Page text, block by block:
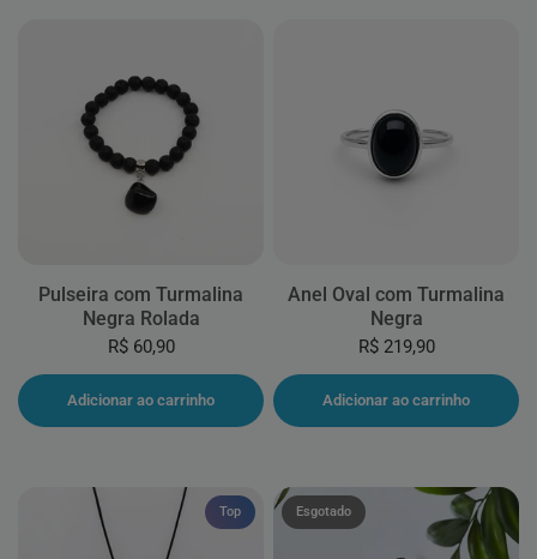
Pulseira com Turmalina
Negra Rolada
R$ 60,90
Adicionar ao carrinho
Anel Oval com Turmalina
Negra
R$ 219,90
Adicionar ao carrinho
Top Esgotado